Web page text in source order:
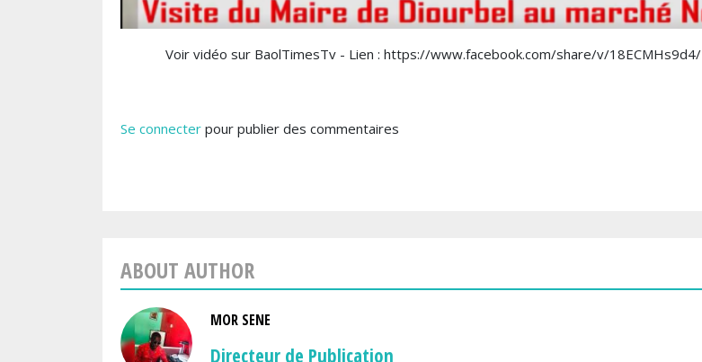
Voir vidéo sur BaolTimesTv - Lien : https://www.facebook.com/share/v/18ECMHs9d4/
Se connecter pour publier des commentaires
ABOUT AUTHOR
MOR SENE
Directeur de Publication